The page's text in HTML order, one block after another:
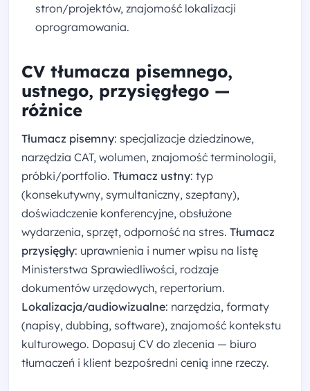
stron/projektów, znajomość lokalizacji
oprogramowania.
CV tłumacza pisemnego,
ustnego, przysięgłego —
różnice
Tłumacz pisemny: specjalizacje dziedzinowe,
narzędzia CAT, wolumen, znajomość terminologii,
próbki/portfolio. Tłumacz ustny: typ
(konsekutywny, symultaniczny, szeptany),
doświadczenie konferencyjne, obsłużone
wydarzenia, sprzęt, odporność na stres. Tłumacz
przysięgły: uprawnienia i numer wpisu na listę
Ministerstwa Sprawiedliwości, rodzaje
dokumentów urzędowych, repertorium.
Lokalizacja/audiowizualne: narzędzia, formaty
(napisy, dubbing, software), znajomość kontekstu
kulturowego. Dopasuj CV do zlecenia — biuro
tłumaczeń i klient bezpośredni cenią inne rzeczy.